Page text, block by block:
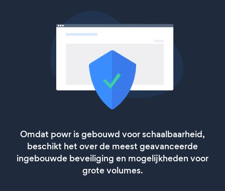
Omdat powr is gebouwd voor schaalbaarheid,
beschikt het over de meest geavanceerde
ingebouwde beveiliging en mogelijkheden voor
grote volumes.